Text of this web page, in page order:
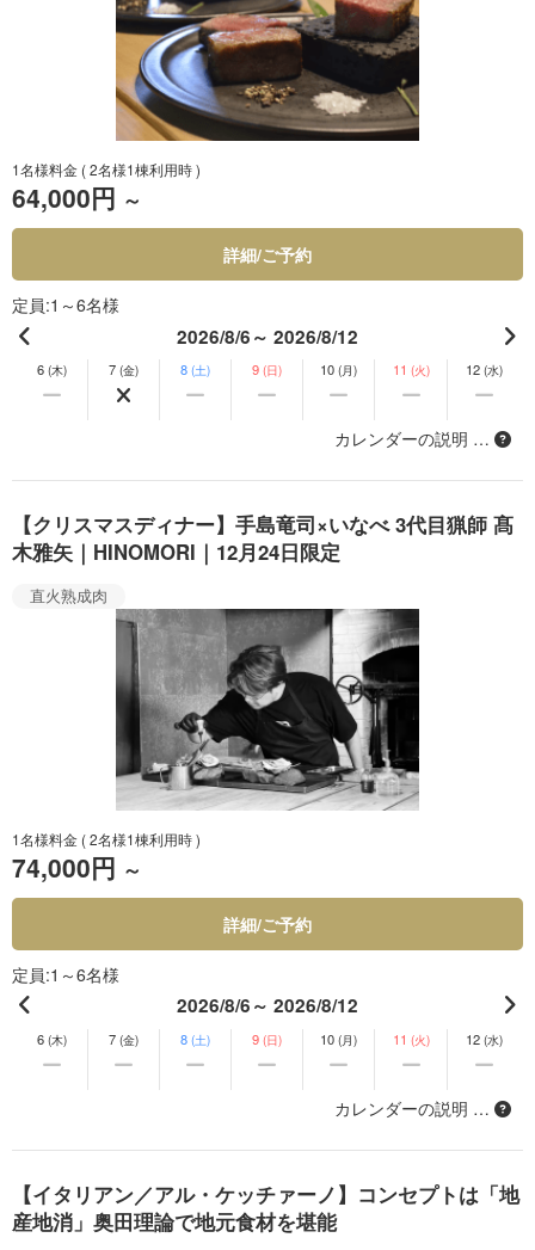
1名様料金 ( 2名様1棟利用時 )
64,000円 ～
詳細/ご予約
定員 1～6名様
2026/8/6～ 2026/8/12
6 (木) 7 (金) 8 (土) 9 (日) 10 (月) 11 (火) 12 (水)
カレンダーの説明 …
【クリスマスディナー】手島竜司×いなべ 3代目猟師 髙
木雅矢｜HINOMORI｜12月24日限定
直火熟成肉
1名様料金 ( 2名様1棟利用時 )
74,000円 ～
詳細/ご予約
定員 1～6名様
2026/8/6～ 2026/8/12
6 (木) 7 (金) 8 (土) 9 (日) 10 (月) 11 (火) 12 (水)
カレンダーの説明 …
【イタリアン／アル・ケッチァーノ】コンセプトは「地
産地消」奥田理論で地元食材を堪能